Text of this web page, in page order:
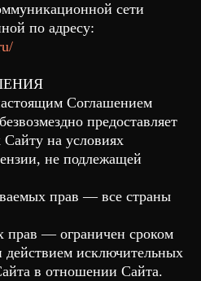
сети
по адресу:
Соглашением
предоставляет
на условиях
не подлежащей
прав — все страны
прав — ограничен сроком
действием исключительных
в отношении Сайта.